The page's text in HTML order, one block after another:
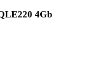
4Gb